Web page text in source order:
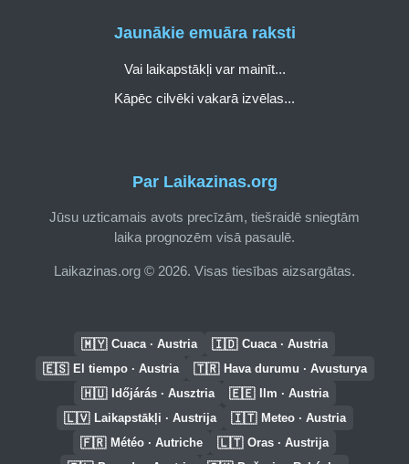
Par Laikazinas.org
Jūsu uzticamais avots precīzām, tiešraidē sniegtām
laika prognozēm visā pasaulē.
Laikazinas.org © 2026. Visas tiesības aizsargātas.
Jaunākie emuāra raksti
Vai laikapstākļi var mainīt...
Kāpēc cilvēki vakarā izvēlas...
🇲🇾 Cuaca · Austria 🇮🇩 Cuaca · Austria
🇪🇸 El tiempo · Austria 🇹🇷 Hava durumu · Avusturya
🇭🇺 Időjárás · Ausztria 🇪🇪 Ilm · Austria
🇱🇻 Laikapstākļi · Austrija 🇮🇹 Meteo · Austria
🇫🇷 Météo · Autriche 🇱🇹 Oras · Austrija